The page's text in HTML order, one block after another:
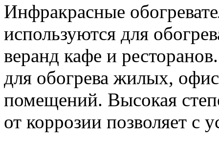
Инфракрасные
используются для
веранд кафе и
для обогрева жилых,
помещений. Высокая
от коррозии позволяет с